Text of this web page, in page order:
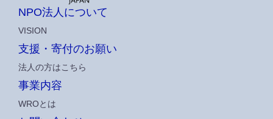
NPO法人について
VISION
支援・寄付のお願い
法人の方はこちら
事業内容
WROとは